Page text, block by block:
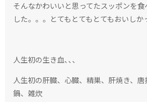
そんなかわいいと思ってたスッポンを食
した。。。とてもとてもとてもおいしか
人生初の生き血､､､
人生初の肝臓、心臓、精巣、肝焼き、唐
鍋、雑炊